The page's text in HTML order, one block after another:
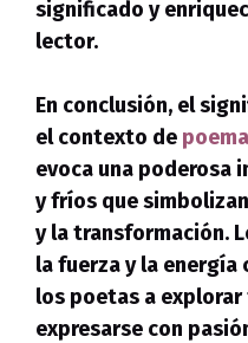
significado y
lector.
En conclusión, el
el contexto de
evoca una poderosa
y fríos que
y la transformación.
la fuerza y la energía
los poetas a
expresarse con